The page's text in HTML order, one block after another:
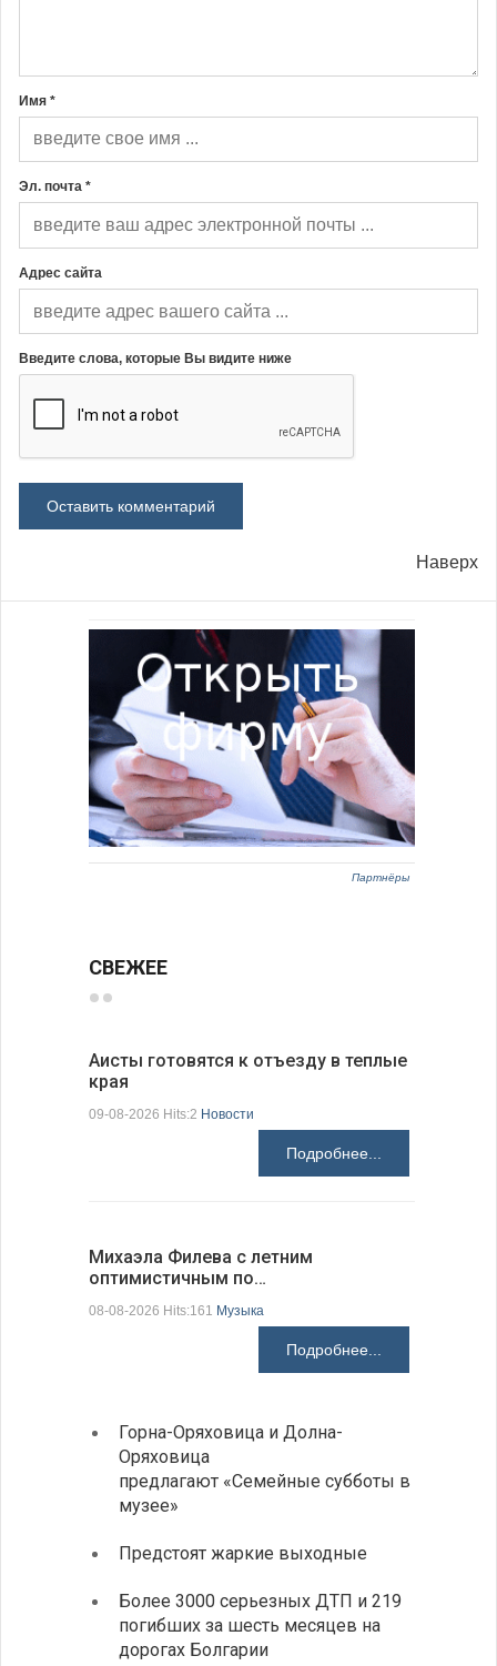
Имя *
Эл. почта *
Адрес сайта
Введите слова, которые Вы видите ниже
Наверх
Партнёры
СВЕЖЕЕ
Аисты готовятся к отъезду в теплые
края
09-08-2026 Hits:2 Новости
Подробнее...
Михаэла Филева с летним
оптимистичным по…
08-08-2026 Hits:161 Музыка
Подробнее...
Горна-Оряховица и Долна-
Оряховица
предлагают «Семейные субботы в
музее»
Предстоят жаркие выходные
Более 3000 серьезных ДТП и 219
погибших за шесть месяцев на
дорогах Болгарии